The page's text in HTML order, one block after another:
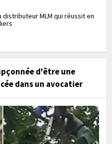
distributeur MLM qui réussit en
d'être une
dans un avocatier